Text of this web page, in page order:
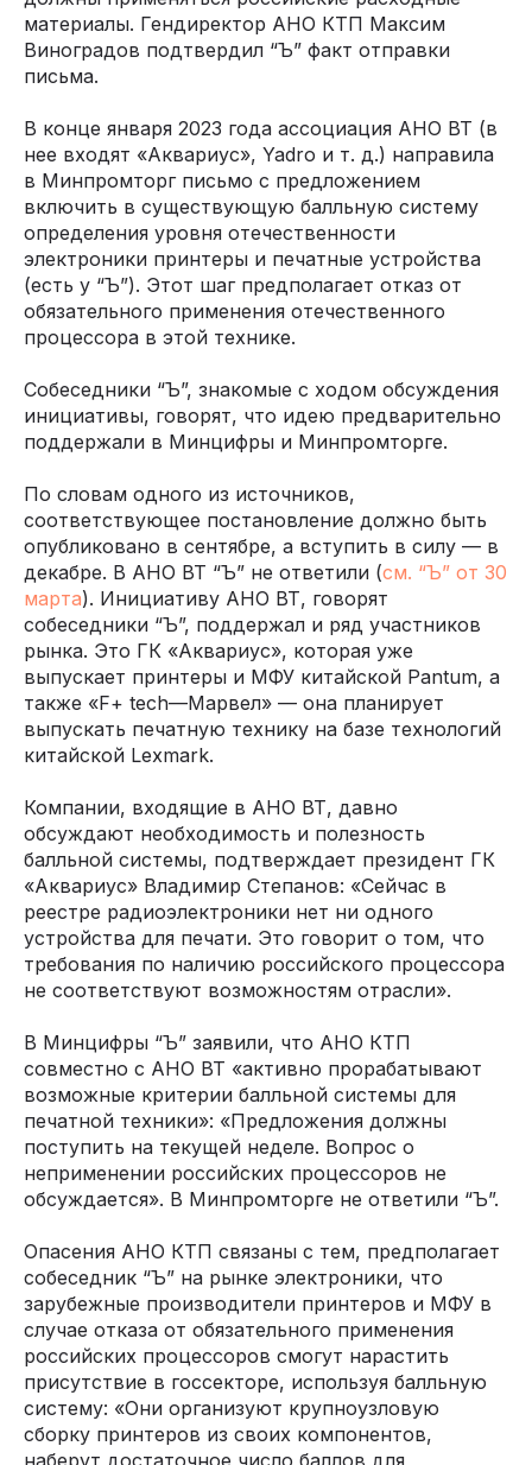
материалы. Гендиректор АНО КТП Максим
Виноградов подтвердил “Ъ” факт отправки
письма.
В конце января 2023 года ассоциация АНО ВТ (в
нее входят «Аквариус», Yadro и т. д.) направила
в Минпромторг письмо с предложением
включить в существующую балльную систему
определения уровня отечественности
электроники принтеры и печатные устройства
(есть у “Ъ”). Этот шаг предполагает отказ от
обязательного применения отечественного
процессора в этой технике.
Собеседники “Ъ”, знакомые с ходом обсуждения
инициативы, говорят, что идею предварительно
поддержали в Минцифры и Минпромторге.
По словам одного из источников,
соответствующее постановление должно быть
опубликовано в сентябре, а вступить в силу — в
декабре. В АНО ВТ “Ъ” не ответили (см. “Ъ” от 30
марта). Инициативу АНО ВТ, говорят
собеседники “Ъ”, поддержал и ряд участников
рынка. Это ГК «Аквариус», которая уже
выпускает принтеры и МФУ китайской Pantum, а
также «F+ tech—Марвел» — она планирует
выпускать печатную технику на базе технологий
китайской Lexmark.
Компании, входящие в АНО ВТ, давно
обсуждают необходимость и полезность
балльной системы, подтверждает президент ГК
«Аквариус» Владимир Степанов: «Сейчас в
реестре радиоэлектроники нет ни одного
устройства для печати. Это говорит о том, что
требования по наличию российского процессора
не соответствуют возможностям отрасли».
В Минцифры “Ъ” заявили, что АНО КТП
совместно с АНО ВТ «активно прорабатывают
возможные критерии балльной системы для
печатной техники»: «Предложения должны
поступить на текущей неделе. Вопрос о
неприменении российских процессоров не
обсуждается». В Минпромторге не ответили “Ъ”.
Опасения АНО КТП связаны с тем, предполагает
собеседник “Ъ” на рынке электроники, что
зарубежные производители принтеров и МФУ в
случае отказа от обязательного применения
российских процессоров смогут нарастить
присутствие в госсекторе, используя балльную
систему: «Они организуют крупноузловую
сборку принтеров из своих компонентов,
наберут достаточное число баллов для